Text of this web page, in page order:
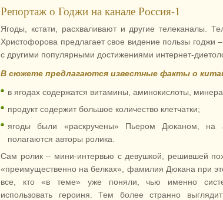
Репортаж о Годжи на канале Россия-1
Ягоды, кстати, расхваливают и другие телеканалы.
Христофорова предлагает свое видение пользы годжи
с другими популярными достижениями интернет-
В сюжете предлагаются известные факты о
в ягодах содержатся витамины, аминокислоты,
продукт содержит большое количество клетчатки;
ягоды были «раскручены» Пьером Дюканом, на
полагаются авторы ролика.
Сам ролик – мини-интервью с девушкой, решившей
«преимущественно на белках», фамилия Дюкана при
все, кто «в теме» уже поняли, чью именно
использовать героиня. Тем более странно